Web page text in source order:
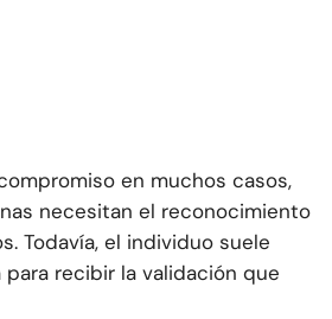
en muchos casos,
necesitan el reconocimiento
Todavía, el individuo suele
recibir la validación que